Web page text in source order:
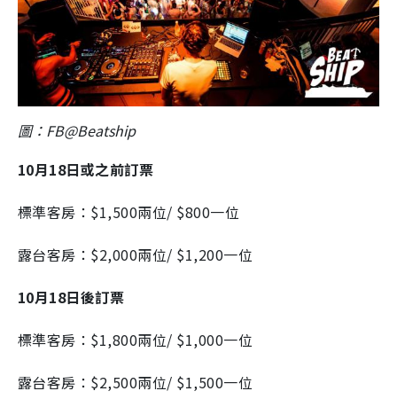
圖：FB@Beatship
10月18日或之前訂票
標準客房：$1,500兩位/ $800一位
露台客房：$2,000兩位/ $1,200一位
10月18日後訂票
標準客房：$1,800兩位/ $1,000一位
露台客房：$2,500兩位/ $1,500一位